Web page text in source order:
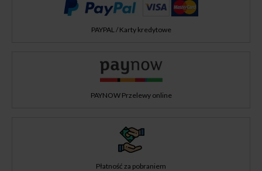
PAYPAL / Karty kredytowe
PAYNOW Przelewy online
Płatność za pobraniem